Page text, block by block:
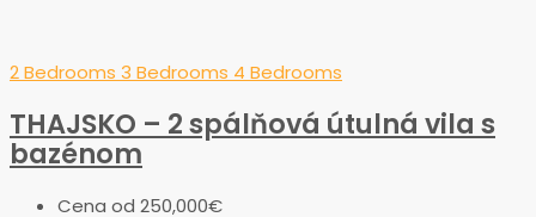
2 Bedrooms 3 Bedrooms 4 Bedrooms
THAJSKO – 2 spálňová útulná vila s
bazénom
Cena od 250,000€